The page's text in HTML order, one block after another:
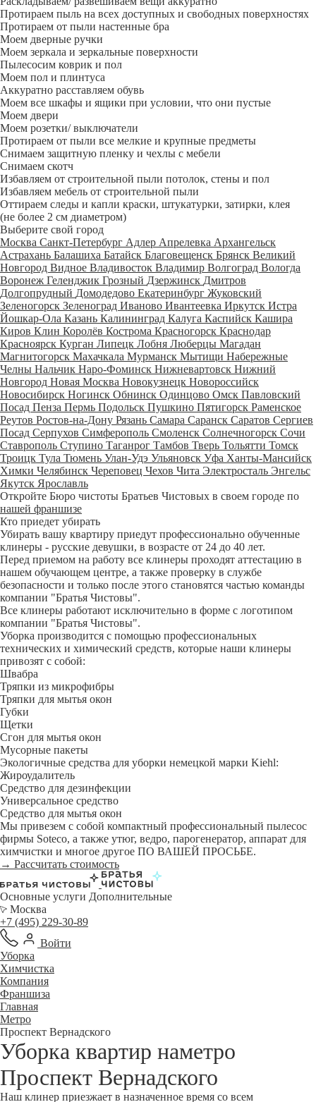
Протираем пыль на всех доступных и свободных поверхностях
Протираем от пыли настенные бра
Моем дверные ручки
Моем зеркала и зеркальные поверхности
Пылесосим коврик и пол
Моем пол и плинтуса
Аккуратно расставляем обувь
Моем все шкафы и ящики при условии, что они пустые
Моем двери
Моем розетки/ выключатели
Протираем от пыли все мелкие и крупные предметы
Снимаем защитную пленку и чехлы с мебели
Снимаем скотч
Избавляем от строительной пыли потолок, стены и пол
Избавляем мебель от строительной пыли
Оттираем следы и капли краски, штукатурки, затирки, клея
(не более 2 см диаметром)
Выберите свой город
Москва Санкт-Петербург Адлер Апрелевка Архангельск
Астрахань Балашиха Батайск Благовещенск Брянск Великий
Новгород Видное Владивосток Владимир Волгоград Вологда
Воронеж Геленджик Грозный Дзержинск Дмитров
Долгопрудный Домодедово Екатеринбург Жуковский
Зеленогорск Зеленоград Иваново Ивантеевка Иркутск Истра
Йошкар-Ола Казань Калининград Калуга Каспийск Кашира
Киров Клин Королёв Кострома Красногорск Краснодар
Красноярск Курган Липецк Лобня Люберцы Магадан
Магнитогорск Махачкала Мурманск Мытищи Набережные
Челны Нальчик Наро-Фоминск Нижневартовск Нижний
Новгород Новая Москва Новокузнецк Новороссийск
Новосибирск Ногинск Обнинск Одинцово Омск Павловский
Посад Пенза Пермь Подольск Пушкино Пятигорск Раменское
Реутов Ростов-на-Дону Рязань Самара Саранск Саратов Сергиев
Посад Серпухов Симферополь Смоленск Солнечногорск Сочи
Ставрополь Ступино Таганрог Тамбов Тверь Тольятти Томск
Троицк Тула Тюмень Улан-Удэ Ульяновск Уфа Ханты-Мансийск
Химки Челябинск Череповец Чехов Чита Электросталь Энгельс
Якутск Ярославль
Откройте Бюро чистоты Братьев Чистовых в своем городе по
нашей франшизе
Кто приедет убирать
Убирать вашу квартиру приедут профессионально обученные
клинеры - русские девушки, в возрасте от 24 до 40 лет.
Перед приемом на работу все клинеры проходят аттестацию в
нашем обучающем центре, а также проверку в службе
безопасности и только после этого становятся частью команды
компании "Братья Чистовы".
Все клинеры работают исключительно в форме с логотипом
компании "Братья Чистовы".
Уборка производится с помощью профессиональных
технических и химический средств, которые наши клинеры
привозят с собой:
Швабра
Тряпки из микрофибры
Тряпки для мытья окон
Губки
Щетки
Сгон для мытья окон
Мусорные пакеты
Экологичные средства для уборки немецкой марки Kiehl:
Жироудалитель
Средство для дезинфекции
Универсальное средство
Средство для мытья окон
Мы привезем с собой компактный профессиональный пылесос
фирмы Soteco, а также утюг, ведро, парогенератор, аппарат для
химчистки и многое другое ПО ВАШЕЙ ПРОСЬБЕ.
→ Рассчитать стоимость
Основные услуги Дополнительные
Москва
+7 (495) 229-30-89
Войти
Уборка
Химчистка
Компания
Франшиза
Главная
Метро
Проспект Вернадского
Уборка квартир наметро
Проспект Вернадского
Наш клинер приезжает в назначенное время со всем